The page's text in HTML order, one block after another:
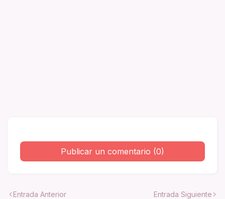
Publicar un comentario (0)
Entrada Anterior Entrada Siguiente